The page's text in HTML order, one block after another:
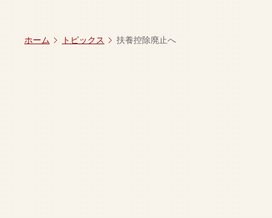
ホーム トピックス 扶養控除廃止へ